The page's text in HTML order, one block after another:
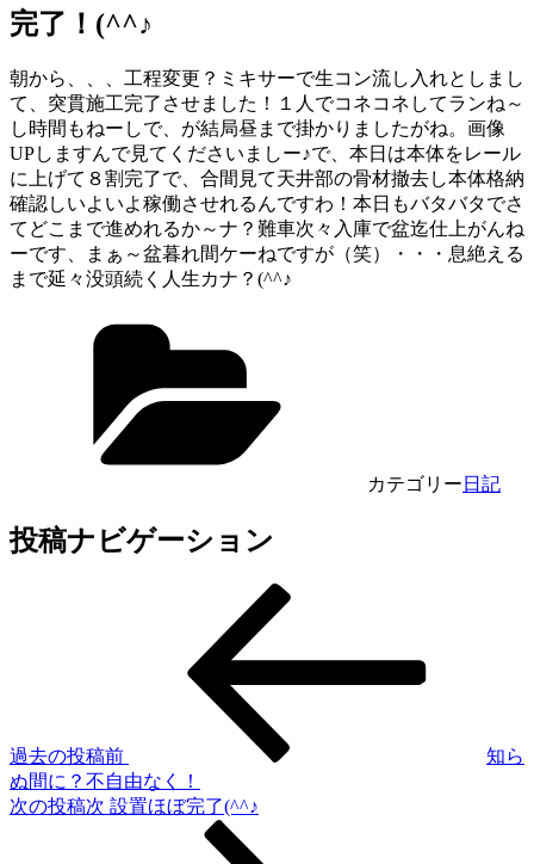
完了！(^^♪
朝から、、、工程変更？ミキサーで生コン流し入れとしまし
て、突貫施工完了させました！１人でコネコネしてランね～
し時間もねーしで、が結局昼まで掛かりましたがね。画像
UPしますんで見てくださいましー♪で、本日は本体をレール
に上げて８割完了で、合間見て天井部の骨材撤去し本体格納
確認しいよいよ稼働させれるんですわ！本日もバタバタでさ
てどこまで進めれるか～ナ？難車次々入庫で盆迄仕上がんね
ーです、まぁ～盆暮れ間ケーねですが（笑）・・・息絶える
まで延々没頭続く人生カナ？(^^♪
カテゴリー 日記
投稿ナビゲーション
過去の投稿前
知ら
ぬ間に？不自由なく！
次の投稿次 設置ほぼ完了(^^♪